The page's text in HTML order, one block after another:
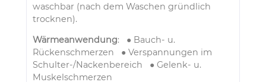
waschbar (nach dem Waschen gründlich
trocknen).
Wärmeanwendung: ● Bauch- u.
Rückenschmerzen ● Verspannungen im
Schulter-/Nackenbereich ● Gelenk- u.
Muskelschmerzen